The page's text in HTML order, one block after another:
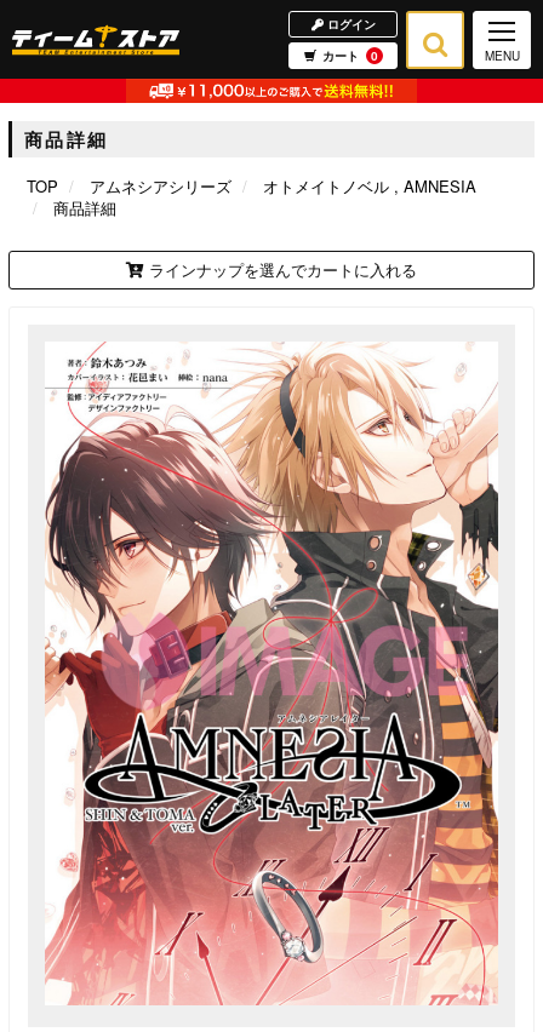
ログイン
カート
0 MENU
商品詳細
TOP アムネシアシリーズ オトメイトノベル
AMNESIA
商品詳細
ラインナップを選んでカートに入れる